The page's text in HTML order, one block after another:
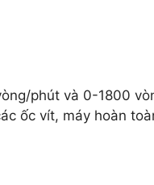
phút và 0-1800
ốc vít, máy hoàn